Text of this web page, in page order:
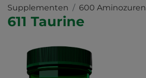
Supplementen 600 Aminozuren
611 Taurine